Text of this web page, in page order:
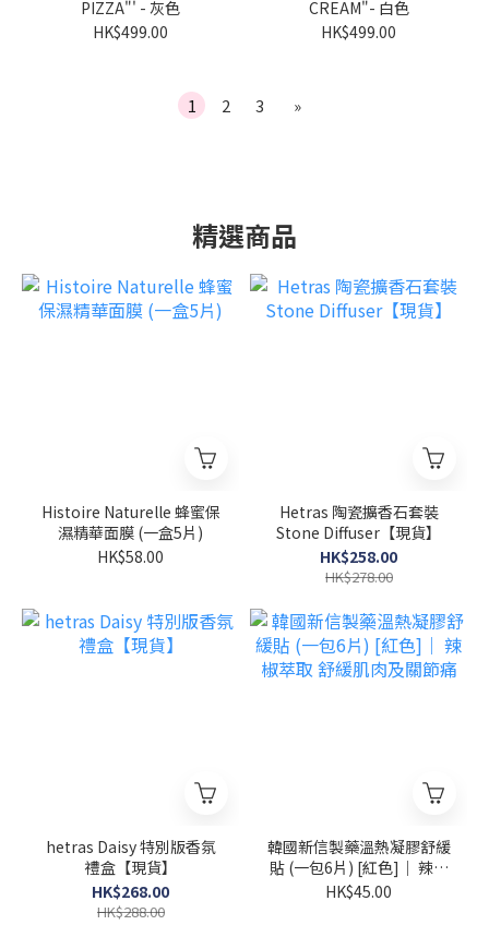
PIZZA"' - 灰色
HK$499.00
CREAM"- 白色
HK$499.00
1 2 3 »
精選商品
Histoire Naturelle 蜂蜜保
濕精華面膜 (一盒5片)
HK$58.00
Hetras 陶瓷擴香石套裝
Stone Diffuser【現貨】
HK$258.00
HK$278.00
hetras Daisy 特別版香氛
禮盒【現貨】
HK$268.00
HK$288.00
韓國新信製藥溫熱凝膠舒緩
貼 (一包6片) [紅色]｜ 辣椒
萃取 舒緩肌肉及關節痛
HK$45.00